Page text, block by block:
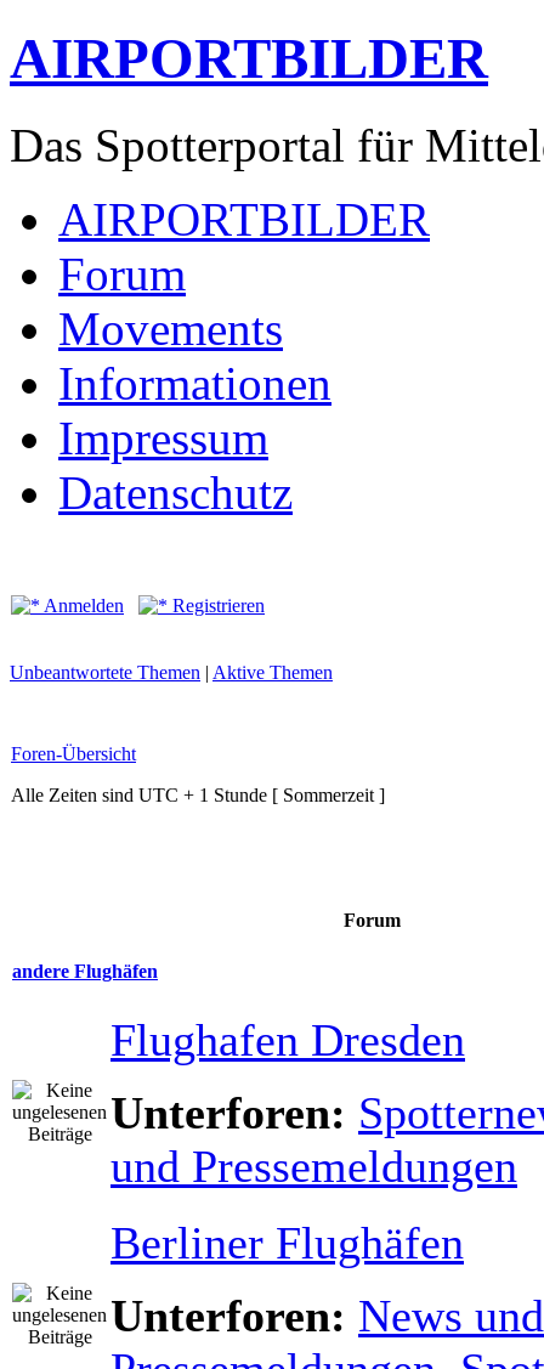
AIRPORTBILDER
Das Spotterportal für
AIRPORTBILDER
Forum
Movements
Informationen
Impressum
Datenschutz
Anmelden Registrieren
Unbeantwortete Themen | Aktive Themen
Foren-Übersicht
Alle Zeiten sind UTC + 1 Stunde [ Sommerzeit ]
Forum
andere Flughäfen
Flughafen Dresden
Unterforen:
und Pressemeldungen
Berliner Flughäfen
Unterforen: News und